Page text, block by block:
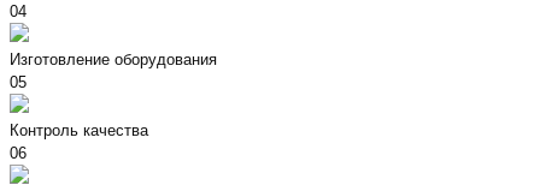
04
Изготовление оборудования
05
Контроль качества
06